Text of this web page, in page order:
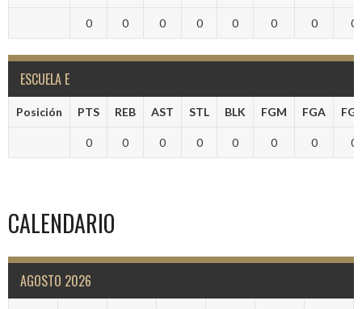
0 0 0 0 0 0 0 0
ESCUELA E
Posición PTS REB AST STL BLK FGM FGA
0 0 0 0 0 0 0 0
CALENDARIO
AGOSTO 2026